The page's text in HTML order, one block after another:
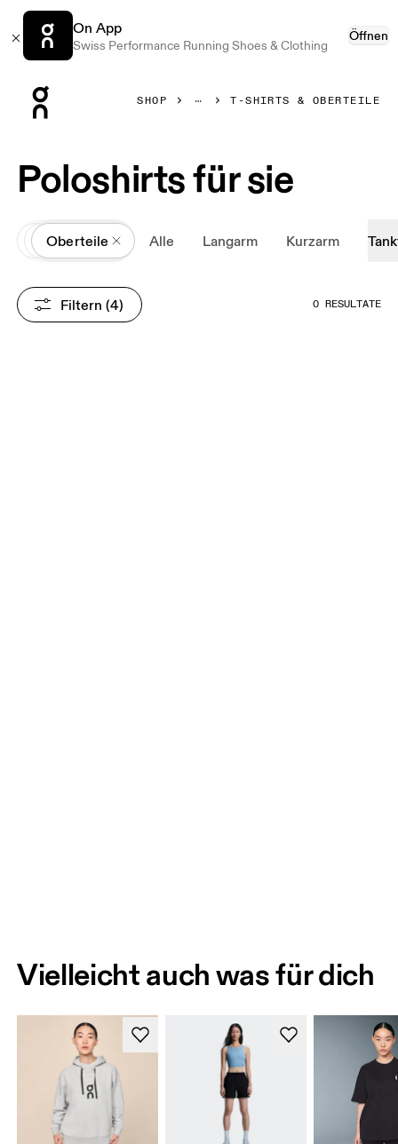
On App
Swiss Performance Running Shoes & Clothing
Öffnen
SHOP T-SHIRTS & OBERTEILE
Poloshirts für sie
AllKleidung
Oberteile Alle Langarm Kurzarm
Filtern (4) 0 RESULTATE
Vielleicht auch was für dich